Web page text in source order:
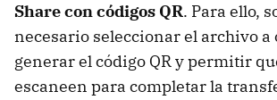
Share con códigos QR. Para ello,
necesario seleccionar el archivo a
generar el código QR y permitir
escaneen para completar la